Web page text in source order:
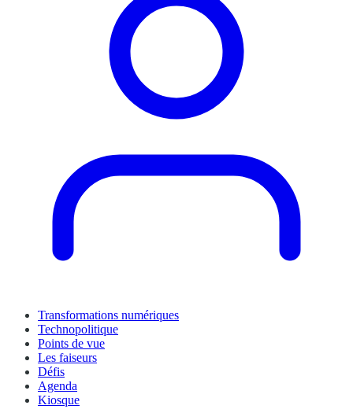
Transformations numériques
Technopolitique
Points de vue
Les faiseurs
Défis
Agenda
Kiosque